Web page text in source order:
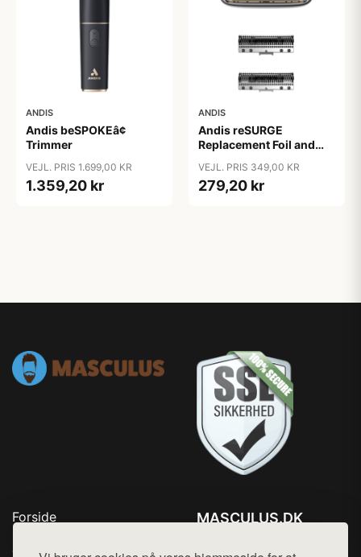
ANDIS
Andis beSPOKEâ¢
Trimmer
VEJL. PRIS 1.699,00 KR
1.359,20 kr
ANDIS
Andis reSURGE
Replacement Foil and
VEJL. PRIS 349,00 KR
279,20 kr
Forside
MASCULUS.DK